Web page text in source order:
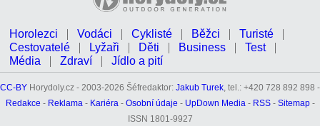
Horolezci Vodáci Cyklisté Běžci
Turisté
Cestovatelé
Lyžaři Děti Business
Test
Média
Zdraví Jídlo a pití
CC-BY Horydoly.cz - 2003-2026 Šéfredaktor: Jakub Turek, tel.: +420 728 892 898 -
Redakce - Reklama- Kariéra- Osobní údaje - UpDown Media- RSS- Sitemap-
ISSN 1801-9927